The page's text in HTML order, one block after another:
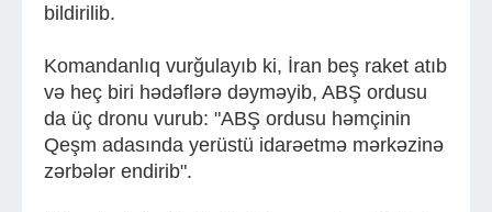
bildirilib.
Komandanlıq vurğulayıb ki, İran beş raket atıb
və heç biri hədəflərə dəyməyib, ABŞ ordusu
da üç dronu vurub: "ABŞ ordusu həmçinin
Qeşm adasında yerüstü idarəetmə mərkəzinə
zərbələr endirib".